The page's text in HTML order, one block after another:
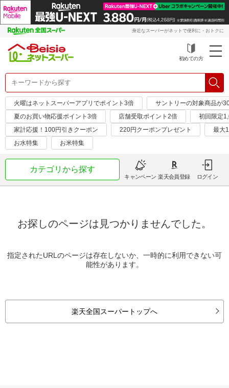
身近なスーパーがネットで便利に・おトクに
初めての方
火曜はネットスーパーアプリでポイント3倍
サントリーの対象商品が
夏のお買い物応援ポイント3倍
店舗受取ポイント2倍
初回限定
家計応援！100円引きクーポン
220円クーポンプレゼント
最大
お水特集
お米特集
カテゴリから探す
キャンペーン 楽天会員登録 ログイン
お探しのページは見つかりませんでした。
指定されたURLのページは存在しないか、一時的に利用できない可
能性があります。
楽天全国スーパートップへ